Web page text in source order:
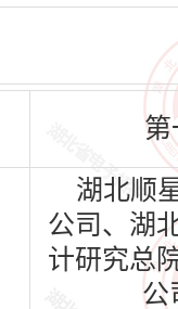
第
湖北顺
公司、湖
计研究总
公